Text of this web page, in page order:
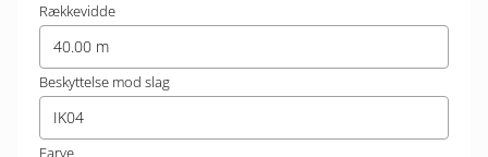
Rækkevidde
40.00 m
Beskyttelse mod slag
IK04
Farve